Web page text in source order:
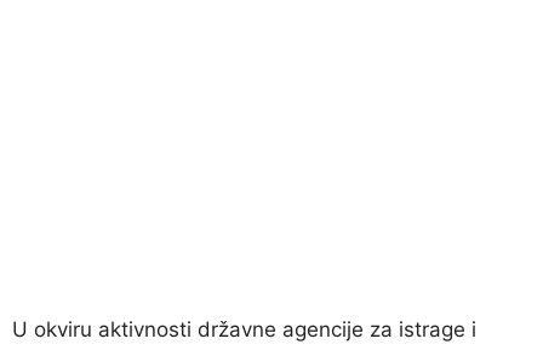
U okviru aktivnosti državne agencije za istrage i